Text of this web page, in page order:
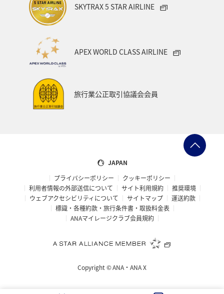
SKYTRAX 5 STAR AIRLINE
APEX WORLD CLASS AIRLINE
旅行業公正取引協議会会員
JAPAN
プライバシーポリシー
クッキーポリシー
利用者情報の外部送信について
サイト利用規約
推奨環境
ウェブアクセシビリティについて
サイトマップ
運送約款
標識・各種約款・旅行条件書・取扱料金表
ANAマイレージクラブ会員規約
Copyright ©ANA・ANA X